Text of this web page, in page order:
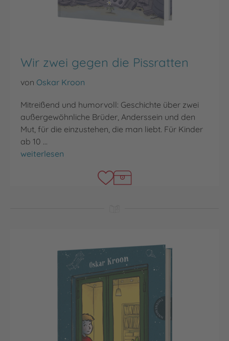
Wir zwei gegen die Pissratten
von Oskar Kroon
Mitreißend und humorvoll: Geschichte über zwei
außergewöhnliche Brüder, Anderssein und den
Mut, für die einzustehen, die man liebt. Für Kinder
ab 10 …
Wir zwei gegen die Pissratten
weiterlesen